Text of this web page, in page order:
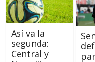
Así va la
segunda:
Central y